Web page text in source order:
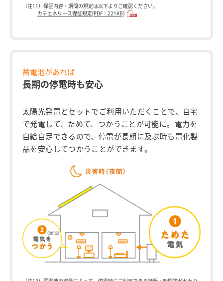
（注11）保証内容・期間の規定は以下よりご確認ください。
カテエネリース保証規定[PDF：221KB]
蓄電池があれば
長期の停電時も安心
太陽光発電とセットでご利用いただくことで、自宅
で発電して、ためて、つかうことが可能に。電力を
自給自足できるので、停電が長期に及ぶ時も電化製
品を安心してつかうことができます。